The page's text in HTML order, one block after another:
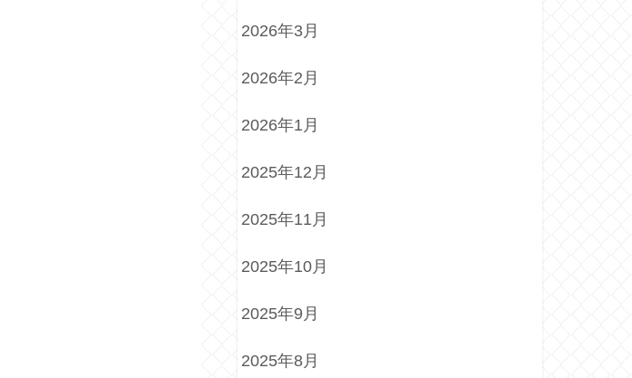
2026年3月
2026年2月
2026年1月
2025年12月
2025年11月
2025年10月
2025年9月
2025年8月